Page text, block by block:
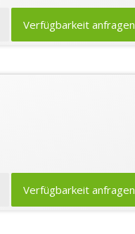
Verfügbarkeit anfragen
Verfügbarkeit anfragen